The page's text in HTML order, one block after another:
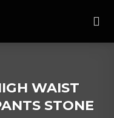
WAIST
STONE